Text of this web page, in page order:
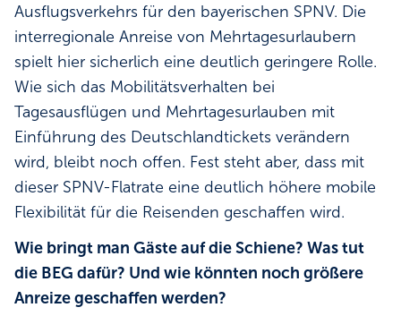
Ausflugsverkehrs für den bayerischen SPNV. Die
interregionale Anreise von Mehrtagesurlaubern
spielt hier sicherlich eine deutlich geringere Rolle.
Wie sich das Mobilitätsverhalten bei
Tagesausflügen und Mehrtagesurlauben mit
Einführung des Deutschlandtickets verändern
wird, bleibt noch offen. Fest steht aber, dass mit
dieser SPNV-Flatrate eine deutlich höhere mobile
Flexibilität für die Reisenden geschaffen wird.
Wie bringt man Gäste auf die Schiene? Was tut
die BEG dafür? Und wie könnten noch größere
Anreize geschaffen werden?